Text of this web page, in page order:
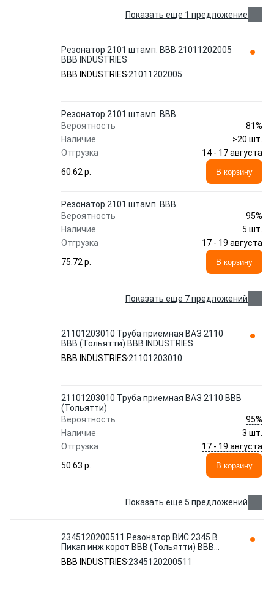
Показать еще 1 предложение
Резонатор 2101 штамп. ВВВ 21011202005
BBB INDUSTRIES
BBB INDUSTRIES 21011202005
Резонатор 2101 штамп. ВВВ
Вероятность
81%
Наличие
>20 шт.
Отгрузка
14 - 17 августа
60.62 p.
В корзину
Резонатор 2101 штамп. ВВВ
Вероятность
95%
Наличие
5 шт.
Отгрузка
17 - 19 августа
75.72 p.
В корзину
Показать еще 7 предложений
21101203010 Труба приемная ВАЗ 2110
ВВВ (Тольятти) BBB INDUSTRIES
BBB INDUSTRIES 21101203010
21101203010 Труба приемная ВАЗ 2110 ВВВ
(Тольятти)
Вероятность
95%
Наличие
3 шт.
Отгрузка
17 - 19 августа
50.63 p.
В корзину
Показать еще 5 предложений
2345120200511 Резонатор ВИС 2345 В
Пикап инж корот ВВВ (Тольятти) BBB
INDUSTRIES
BBB INDUSTRIES 2345120200511